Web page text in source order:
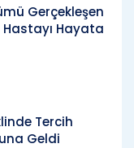
Gerçekleşen
Hastayı Hayata
Tercih
Geldi